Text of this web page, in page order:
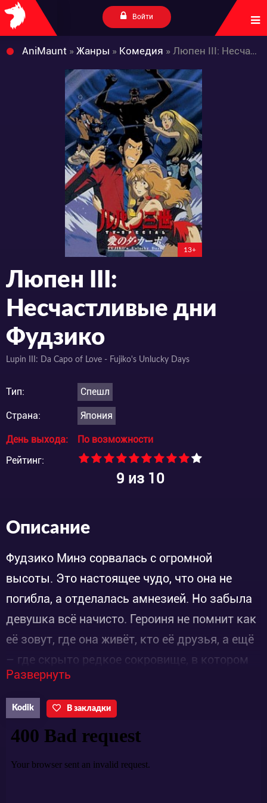
Войти
AniMaunt » Жанры » Комедия » Люпен III: Несчастливые дни Фудзико
13+
Люпен III:
Несчастливые дни
Фудзико
Lupin III: Da Capo of Love - Fujiko's Unlucky Days
Тип: Спешл
Страна: Япония
День выхода:
По возможности
Рейтинг:
9 из 10
Описание
Фудзико Минэ сорвалась с огромной
высоты. Это настоящее чудо, что она не
погибла, а отделалась амнезией. Но забыла
девушка всё начисто. Героиня не помнит как
её зовут, где она живёт, кто её друзья, а ещё
– где скрыто редкое сокровище, в котором
заключена могущественная сила.
К слову, о его местонахождении только она и
знала. И теперь именитый искатель
редкостей Арсен просто обязан помочь
новой знакомой вернуть воспоминания.
Развернуть
Kodik В закладки